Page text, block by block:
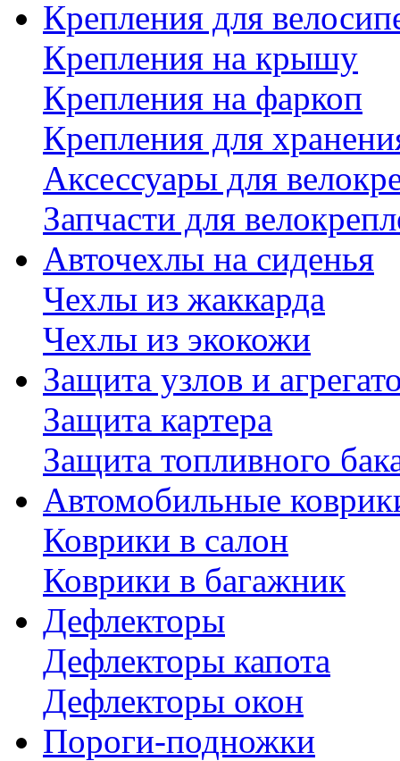
Крепления для
Крепления на крышу
Крепления на фаркоп
Крепления для
Аксессуары для
Запчасти для
Авточехлы на сиденья
Чехлы из жаккарда
Чехлы из экокожи
Защита узлов и
Защита картера
Защита топливного
Автомобильные
Коврики в салон
Коврики в багажник
Дефлекторы
Дефлекторы капота
Дефлекторы окон
Пороги-подножки